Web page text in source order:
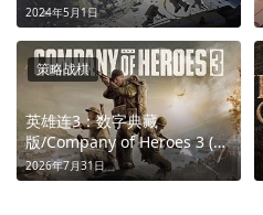
2024年5月1日
英雄连3：数字典藏
版/Company of Heroes 3 (地
中海战场策略激烈对抗)
2026年7月31日
策略战棋